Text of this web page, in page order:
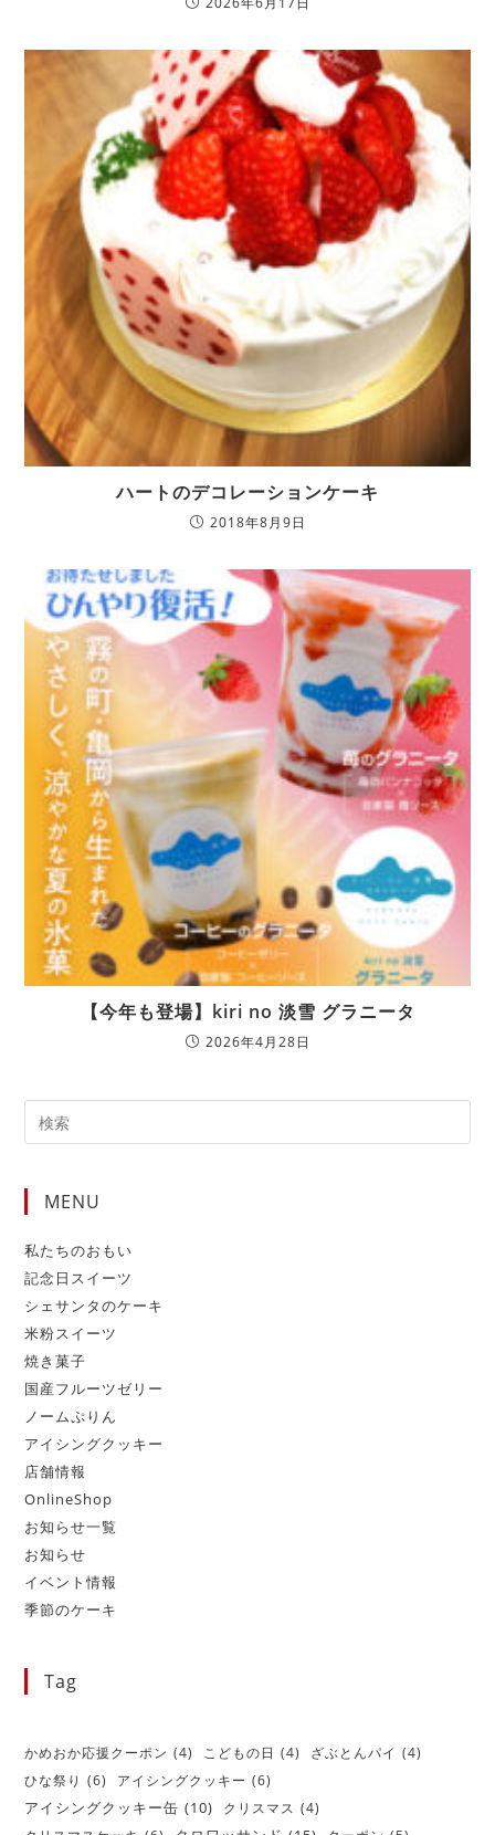
ハートのデコレーションケーキ
2018年8月9日
【今年も登場】kiri no 淡雪 グラニータ
2026年4月28日
MENU
私たちのおもい
記念日スイーツ
シェサンタのケーキ
米粉スイーツ
焼き菓子
国産フルーツゼリー
ノームぷりん
アイシングクッキー
店舗情報
OnlineShop
お知らせ一覧
お知らせ
イベント情報
季節のケーキ
Tag
かめおか応援クーポン (4) こどもの日 (4) ざぶとんパイ (4)
ひな祭り (6) アイシングクッキー (6)
アイシングクッキー缶 (10) クリスマス (4)